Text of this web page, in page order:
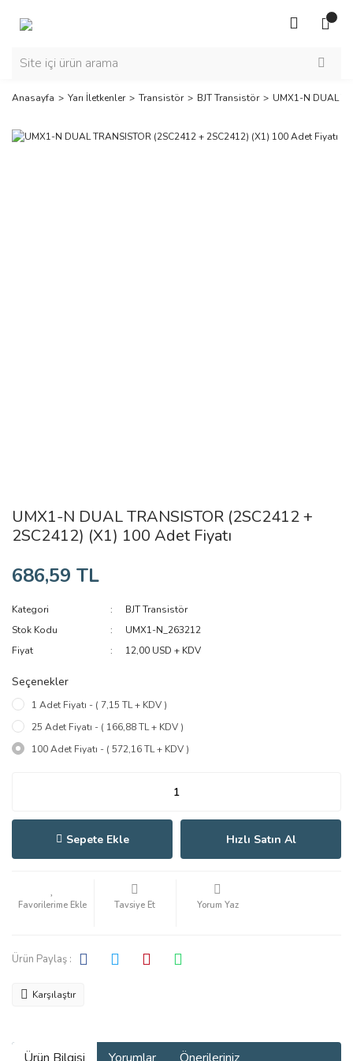
Anasayfa Yarı İletkenler Transistör BJT Transistör UMX1-N DUAL
UMX1-N DUAL TRANSISTOR (2SC2412 +
2SC2412) (X1) 100 Adet Fiyatı
686,59 TL
Kategori
BJT Transistör
Stok Kodu
UMX1-N_263212
Fiyat
12,00 USD + KDV
Seçenekler
1 Adet Fiyatı - ( 7,15 TL + KDV )
25 Adet Fiyatı - ( 166,88 TL + KDV )
100 Adet Fiyatı - ( 572,16 TL + KDV )
Sepete Ekle Hızlı Satın Al
Tavsiye Et Yorum Yaz
Ürün Paylaş :
Karşılaştır